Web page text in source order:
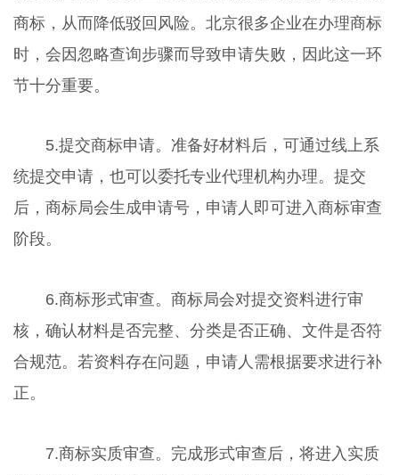
商标，从而降低驳回风险。北京很多企业在办理商标
时，会因忽略查询步骤而导致申请失败，因此这一环
节十分重要。
5.提交商标申请。准备好材料后，可通过线上系
统提交申请，也可以委托专业代理机构办理。提交
后，商标局会生成申请号，申请人即可进入商标审查
阶段。
6.商标形式审查。商标局会对提交资料进行审
核，确认材料是否完整、分类是否正确、文件是否符
合规范。若资料存在问题，申请人需根据要求进行补
正。
7.商标实质审查。完成形式审查后，将进入实质